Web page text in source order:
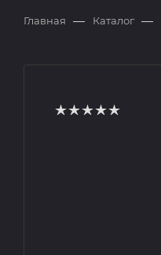
Главная — Каталог —